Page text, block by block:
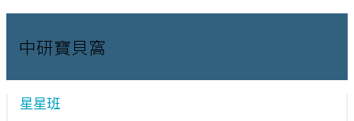
中研寶貝窩
星星班